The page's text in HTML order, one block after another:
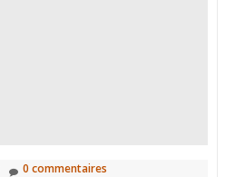
0 commentaires